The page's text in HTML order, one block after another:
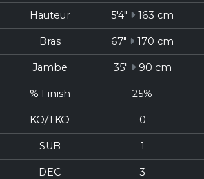
Hauteur 5'4" 163 cm
Bras 67" 170 cm
Jambe 35" 90 cm
% Finish 25%
KO/TKO 0
SUB 1
DEC 3